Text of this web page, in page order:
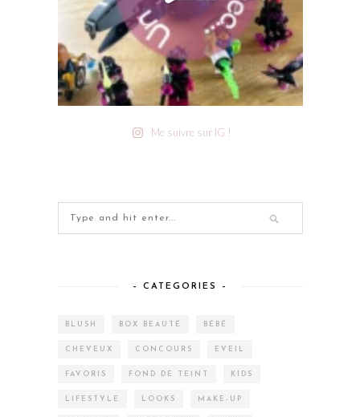
Me suivre sur IG !
– CATEGORIES –
BLUSH BOX BEAUTÉ BÉBÉ
CHEVEUX CONCOURS EVEIL
FAVORIS FOND DE TEINT KIDS
LIFESTYLE LOOKS MAKE-UP